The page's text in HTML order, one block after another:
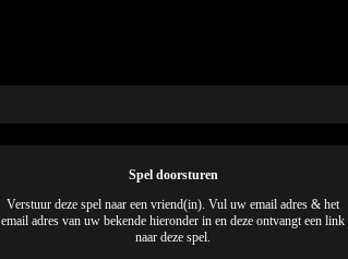
Spel doorsturen
Verstuur deze spel naar een vriend(in). Vul uw email adres & het
email adres van uw bekende hieronder in en deze ontvangt een link
naar deze spel.